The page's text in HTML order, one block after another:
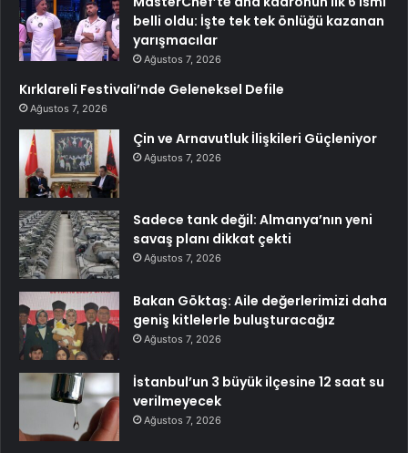
belli oldu: İşte tek tek önlüğü kazanan
yarışmacılar
Ağustos 7, 2026
Kırklareli Festivali’nde Geleneksel Defile
Ağustos 7, 2026
Çin ve Arnavutluk İlişkileri Güçleniyor
Ağustos 7, 2026
Sadece tank değil: Almanya’nın yeni
savaş planı dikkat çekti
Ağustos 7, 2026
Bakan Göktaş: Aile değerlerimizi daha
geniş kitlelerle buluşturacağız
Ağustos 7, 2026
İstanbul’un 3 büyük ilçesine 12 saat su
verilmeyecek
Ağustos 7, 2026